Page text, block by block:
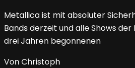
Metallica ist mit absoluter
Bands derzeit und alle Shows
drei Jahren begonnenen
Von Christoph